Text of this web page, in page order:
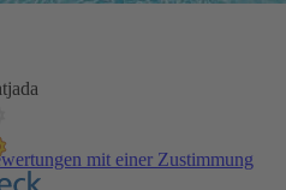
mit einer Zustimmung